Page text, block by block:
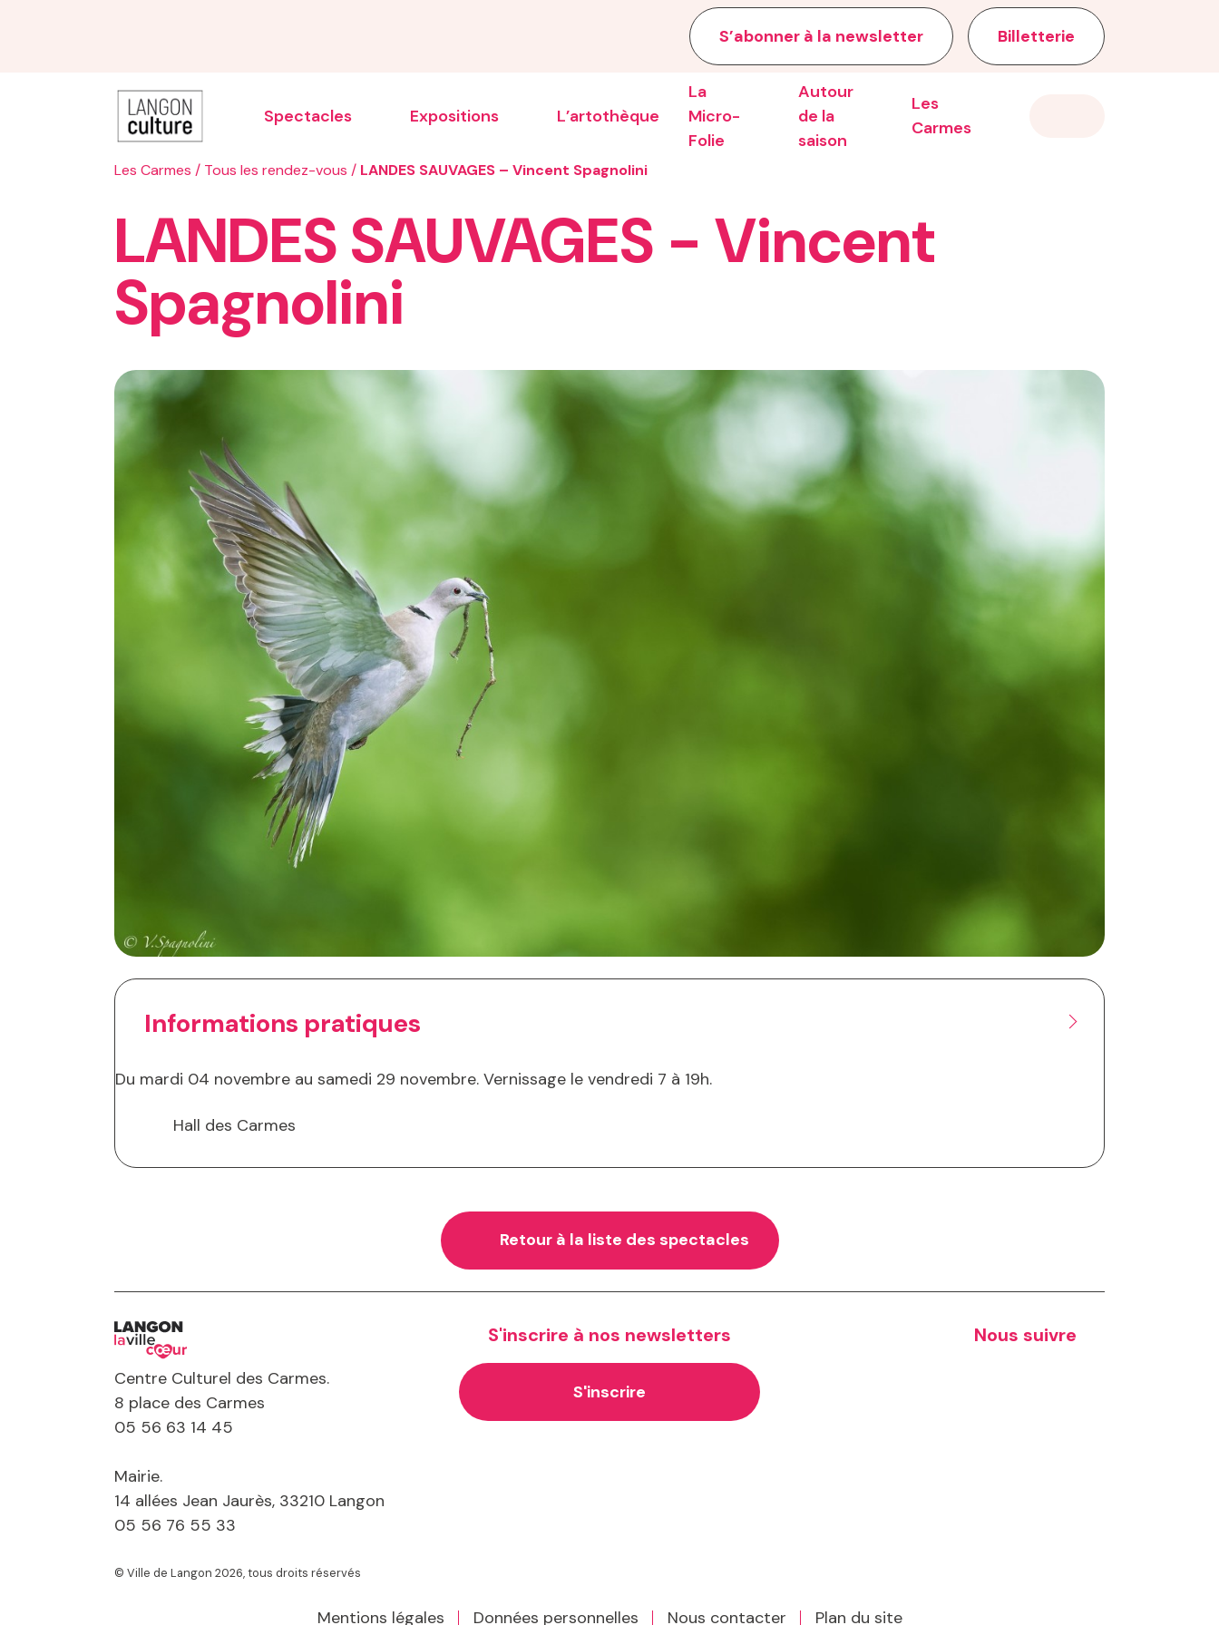
S’abonner à la newsletter Billetterie
Spectacles Expositions L’artothèque
La
Micro-
Folie
Autour
de la
saison
Printemps des artistes
Les estivales de Garonne
Le grand lancement de saison
Les accueils de la saison
Les
Carmes
Les Carmes / Tous les rendez-vous / LANDES SAUVAGES – Vincent Spagnolini
LANDES SAUVAGES - Vincent
Spagnolini
Informations pratiques
Du mardi 04 novembre au samedi 29 novembre. Vernissage le vendredi 7 à 19h.
Hall des Carmes
Retour à la liste des spectacles
Centre Culturel des Carmes.
8 place des Carmes
05 56 63 14 45
Mairie.
14 allées Jean Jaurès, 33210 Langon
05 56 76 55 33
© Ville de Langon 2026, tous droits réservés
S'inscrire à nos newsletters
S'inscrire
Nous suivre
Mentions légales Données personnelles Nous contacter Plan du site